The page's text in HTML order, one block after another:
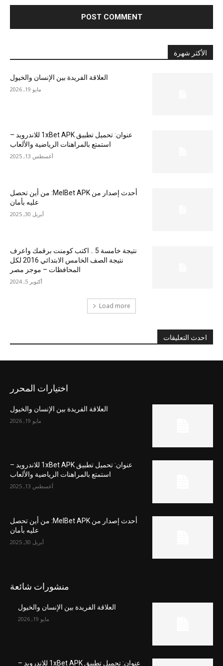
الأكثر شهرة
العلاقة الفريدة بين الإنسان والخيول
مايو 19, 2026
عنوان: تحميل تطبيق 1xBet APK للاندرويد –
استمتع بالمراهنات الرياضية والألعاب
أغسطس 13, 2025
أحدث إصدار من MelBet APK: من أين تحصل
عليه بأمان
أبريل 30, 2025
نتيجة خامسة 5 .. اكتب كومنت برقمك واعرف
نتيجة الصف الخامس الابتدائي 2016 لكل
المحافظات – موجز مصر
أكتوبر 5, 2024
Load more
احدث التعليقات
اختيارات المحرر
العلاقة الفريدة بين الإنسان والخيول
مايو 19, 2026
عنوان: تحميل تطبيق 1xBet APK للاندرويد –
استمتع بالمراهنات الرياضية والألعاب
أغسطس 13, 2025
أحدث إصدار من MelBet APK: من أين تحصل
عليه بأمان
أبريل 30, 2025
منشورات شائعة
العلاقة الفريدة بين الإنسان والخيول
مايو 19, 2026
عنوان: تحميل تطبيق 1xBet APK للاندرويد –